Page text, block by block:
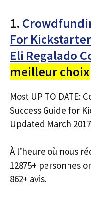
1.
For
Eli Regalado
meilleur choix
Most UP TO DATE:
Success Guide for
Updated March
À l’heure où nous
12875+ personnes
862+ avis.